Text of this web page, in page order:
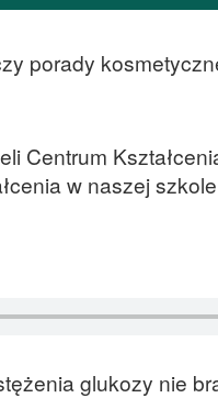
porady
Centrum
w naszej
glukozy nie